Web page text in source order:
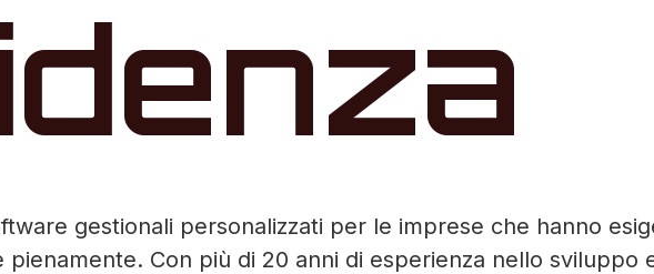
gestionali personalizzati per le imprese che hanno
pienamente. Con più di 20 anni di esperienza nello sviluppo